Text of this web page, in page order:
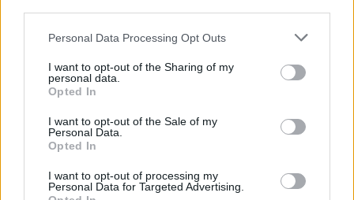
Personal Data Processing Opt Outs
I want to opt-out of the Sharing of my
personal data.
Opted In
I want to opt-out of the Sale of my
Personal Data.
Opted In
I want to opt-out of processing my
Personal Data for Targeted Advertising.
Arteta elogia Ancelotti: “Per
me è un’ispirazione. Ha vinto
tutto con la calma”
8 Aprile 2025
redazione cp
Prima dell’importantissima sfida di Champions, Mikel Arteta ha
voluto elogiare Carlo Ancelotti